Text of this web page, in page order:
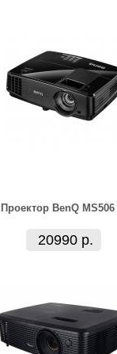
Проектор BenQ MS506
20990 р.